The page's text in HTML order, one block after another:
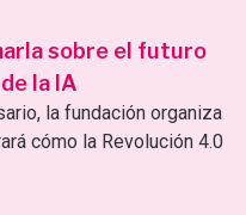
sobre el futuro
la IA
la fundación organiza
cómo la Revolución 4.0